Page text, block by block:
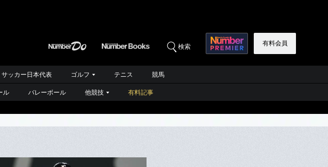
検索 有料会員
サッカー日本代表 ゴルフ テニス 競馬
ル バレーボール 他競技 有料記事